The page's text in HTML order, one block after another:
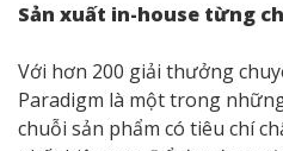
Sản xuất in-house từng
Với hơn 200 giải thưởng
Paradigm là một trong
chuỗi sản phẩm có tiêu chí